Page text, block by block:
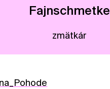
Fajnschmetke
zmätkár